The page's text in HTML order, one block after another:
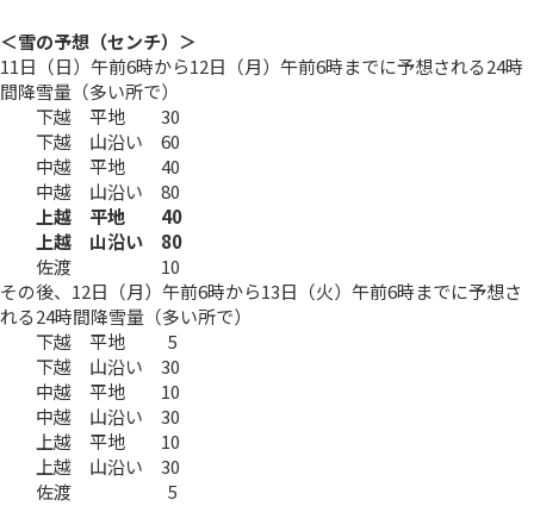
＜雪の予想（センチ）＞
11日（日）午前6時から12日（月）午前6時までに予想される24時
間降雪量（多い所で）
下越 平地 30
下越 山沿い 60
中越 平地 40
中越 山沿い 80
上越 平地 40
上越 山沿い 80
佐渡 10
その後、12日（月）午前6時から13日（火）午前6時までに予想さ
れる24時間降雪量（多い所で）
下越 平地 5
下越 山沿い 30
中越 平地 10
中越 山沿い 30
上越 平地 10
上越 山沿い 30
佐渡 5